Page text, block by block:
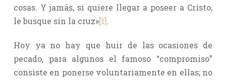
cosas. Y jamás, si quiere llegar a poseer a Cristo,
le busque sin la cruz»[1].
Hoy ya no hay que huir de las ocasiones de
pecado, para algunos el famoso “compromiso”
consiste en ponerse voluntariamente en ellas; no